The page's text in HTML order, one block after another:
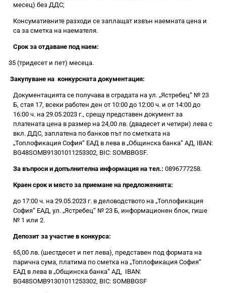
месец) без ДДС;
Консумативните разходи се заплащат извън наемната цена и
са за сметка на наемателя.
Срок за отдаване под наем:
35 (тридесет и пет) месеца.
Закупуване на конкурсната документация:
Документацията се получава в сградата на ул. „Ястребец“ № 23
Б, стая 17, всеки работен ден от 10:00 до 12:00 ч. и от 14:00 до
16:00 ч. на 29.05.2023 г., срещу представен документ за
платената цена в размер на 24,00 лв. (двадесет и четири) лева с
вкл. ДДС, заплатена по банков път по сметката на
„Топлофикация София“ ЕАД в лева в „Общинска банка“ АД, IBAN:
BG48SOMB91301011253302, BIC: SOMBBGSF.
За въпроси и допълнителна информация на тел.: 0896777258.
Краен срок и място за приемане на предложенията:
до 17:00 ч. на 29.05.2023 г. в деловодството на „Топлофикация
София“ ЕАД, ул. „Ястребец“ № 23 Б, информационен блок, гише
№ 1 или 2.
Депозит за участие в конкурса:
65,00 лв. (шестдесет и пет лева), представен под формата на
парична сума, платима по сметка на „Топлофикация София“
ЕАД в лева в „Общинска банка“ АД, IBAN:
BG48SOMB91301011253302, BIC: SOMBBGSF